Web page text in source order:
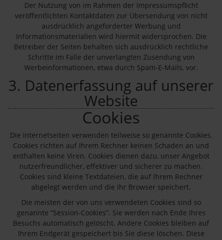
Der Nutzung von im Rahmen der Impressumspflicht
veröffentlichten Kontaktdaten zur Übersendung von nicht
ausdrücklich angeforderter Werbung und
Informationsmaterialien wird hiermit widersprochen. Die
Betreiber der Seiten behalten sich ausdrücklich rechtliche
Schritte im Falle der unverlangten Zusendung von
Werbeinformationen, etwa durch Spam-E-Mails, vor.
3. Datenerfassung auf unserer
Website
Cookies
Die Internetseiten verwenden teilweise so genannte Cookies.
Cookies richten auf Ihrem Rechner keinen Schaden an und
enthalten keine Viren. Cookies dienen dazu, unser Angebot
nutzerfreundlicher, effektiver und sicherer zu machen.
Cookies sind kleine Textdateien, die auf Ihrem Rechner
abgelegt werden und die Ihr Browser speichert.
Die meisten der von uns verwendeten Cookies sind so
genannte “Session-Cookies”. Sie werden nach Ende Ihres
Besuchs automatisch gelöscht. Andere Cookies bleiben auf
Ihrem Endgerät gespeichert bis Sie diese löschen. Diese